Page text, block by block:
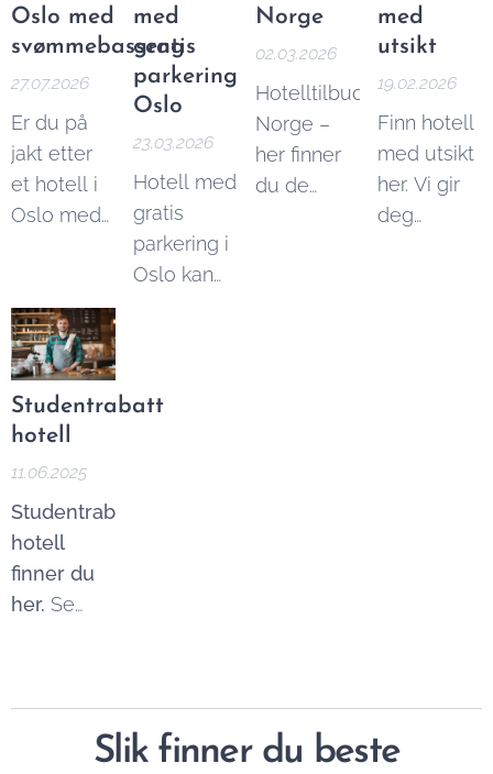
Oslo med
svømmebasseng
27.07.2026
Er du på
jakt etter
et hotell i
Oslo med
svømmebasseng?
planlegger
en
romantisk
weekend,
en
familieferie,
jobbreise
eller bare
ønsker litt
ekstra
med
med
gratis
parkering
Oslo
23.03.2026
Hotell med
gratis
parkering i
Oslo kan
men her
Norge
02.03.2026
Hotelltilbud
Norge –
her finner
du de
med
utsikt
19.02.2026
Finn hotell
med utsikt
her. Vi gir
deg
Studentrabatt
hotell
11.06.2025
Studentrabatt
hotell
finner du
her. Se
Slik finner du beste